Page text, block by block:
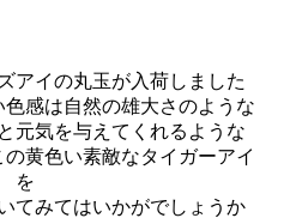
アイの丸玉が入荷しました
感は自然の雄大さのような
元気を与えてくれるような
黄色い素敵なタイガーアイ
を
てみてはいかがでしょうか